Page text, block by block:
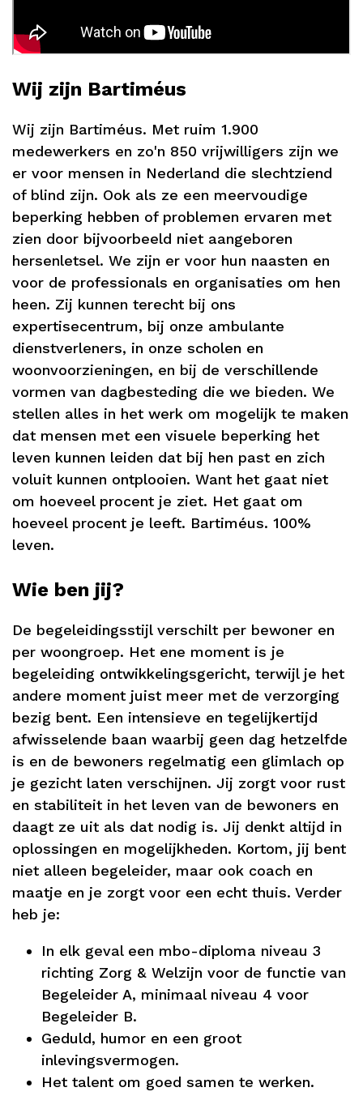
Wij zijn Bartiméus
Wij zijn Bartiméus. Met ruim 1.900
medewerkers en zo'n 850 vrijwilligers zijn we
er voor mensen in Nederland die slechtziend
of blind zijn. Ook als ze een meervoudige
beperking hebben of problemen ervaren met
zien door bijvoorbeeld niet aangeboren
hersenletsel. We zijn er voor hun naasten en
voor de professionals en organisaties om hen
heen. Zij kunnen terecht bij ons
expertisecentrum, bij onze ambulante
dienstverleners, in onze scholen en
woonvoorzieningen, en bij de verschillende
vormen van dagbesteding die we bieden. We
stellen alles in het werk om mogelijk te maken
dat mensen met een visuele beperking het
leven kunnen leiden dat bij hen past en zich
voluit kunnen ontplooien. Want het gaat niet
om hoeveel procent je ziet. Het gaat om
hoeveel procent je leeft. Bartiméus. 100%
leven.
Wie ben jij?
De begeleidingsstijl verschilt per bewoner en
per woongroep. Het ene moment is je
begeleiding ontwikkelingsgericht, terwijl je het
andere moment juist meer met de verzorging
bezig bent. Een intensieve en tegelijkertijd
afwisselende baan waarbij geen dag hetzelfde
is en de bewoners regelmatig een glimlach op
je gezicht laten verschijnen. Jij zorgt voor rust
en stabiliteit in het leven van de bewoners en
daagt ze uit als dat nodig is. Jij denkt altijd in
oplossingen en mogelijkheden. Kortom, jij bent
niet alleen begeleider, maar ook coach en
maatje en je zorgt voor een echt thuis. Verder
heb je:
In elk geval een mbo-diploma niveau 3
richting Zorg & Welzijn voor de functie van
Begeleider A, minimaal niveau 4 voor
Begeleider B.
Geduld, humor en een groot
inlevingsvermogen.
Het talent om goed samen te werken.